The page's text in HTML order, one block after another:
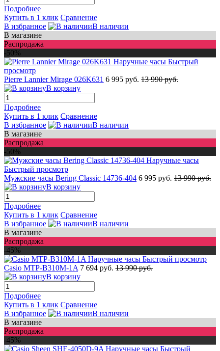
Подробнее
Купить в 1 клик Сравнение
В избранное
В наличии
В магазине
Распродажа
-50%
Быстрый
просмотр
Pierre Lannier Mirage 026K631 6 995 руб. 13 990 руб.
В корзину
Подробнее
Купить в 1 клик Сравнение
В избранное
В наличии
В магазине
Распродажа
-50%
Быстрый просмотр
Мужские часы Bering Classic 14736-404 6 995 руб. 13 990 руб.
В корзину
Подробнее
Купить в 1 клик Сравнение
В избранное
В наличии
В магазине
Распродажа
-45%
Быстрый просмотр
Casio MTP-B310M-1A 7 694 руб. 13 990 руб.
В корзину
Подробнее
Купить в 1 клик Сравнение
В избранное
В наличии
В магазине
Распродажа
-45%
Быстрый